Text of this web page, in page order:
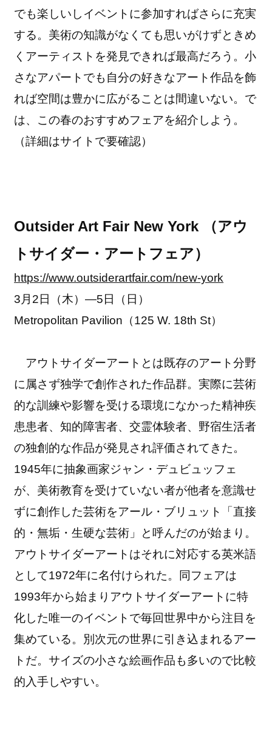
でも楽しいしイベントに参加すればさらに充実
する。美術の知識がなくても思いがけずときめ
くアーティストを発見できれば最高だろう。小
さなアパートでも自分の好きなアート作品を飾
れば空間は豊かに広がることは間違いない。で
は、この春のおすすめフェアを紹介しよう。
（詳細はサイトで要確認）
Outsider Art Fair New York （アウ
トサイダー・アートフェア）
https://www.outsiderartfair.com/new-york
3月2日（木）―5日（日）
Metropolitan Pavilion（125 W. 18th St）
アウトサイダーアートとは既存のアート分野
に属さず独学で創作された作品群。実際に芸術
的な訓練や影響を受ける環境になかった精神疾
患患者、知的障害者、交霊体験者、野宿生活者
の独創的な作品が発見され評価されてきた。
1945年に抽象画家ジャン・デュビュッフェ
が、美術教育を受けていない者が他者を意識せ
ずに創作した芸術をアール・ブリュット「直接
的・無垢・生硬な芸術」と呼んだのが始まり。
アウトサイダーアートはそれに対応する英米語
として1972年に名付けられた。同フェアは
1993年から始まりアウトサイダーアートに特
化した唯一のイベントで毎回世界中から注目を
集めている。別次元の世界に引き込まれるアー
トだ。サイズの小さな絵画作品も多いので比較
的入手しやすい。